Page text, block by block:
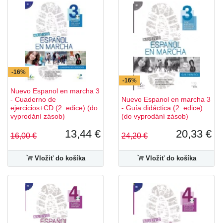
-16%
Nuevo Espanol en marcha 3
- Cuaderno de
ejercicios+CD (2. edice) (do
vyprodání zásob)
16,00 € 13,44 €
Vložiť do košíka
-16%
Nuevo Espanol en marcha 3
- Guía didáctica (2. edice)
(do vyprodání zásob)
24,20 € 20,33 €
Vložiť do košíka